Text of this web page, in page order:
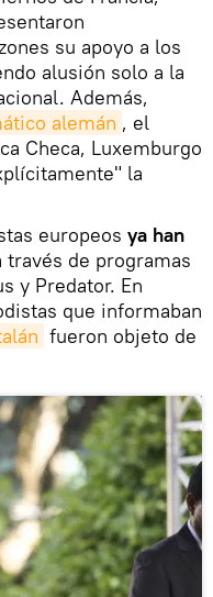
su apoyo a los
alusión solo a la
Además,
alemán , el
Checa, Luxemburgo
la
europeos ya han
través de programas
y Predator. En
que informaban
fueron objeto de